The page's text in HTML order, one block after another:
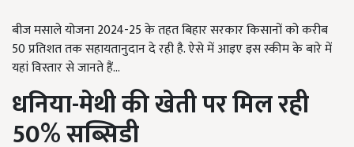
बीज मसाले योजना 2024-25 के तहत बिहार सरकार किसानों को करीब
50 प्रतिशत तक सहायतानुदान दे रही है. ऐसे में आइए इस स्कीम के बारे में
यहां विस्तार से जानते हैं...
धनिया-मेथी की खेती पर मिल रही
50%सब्सिडी